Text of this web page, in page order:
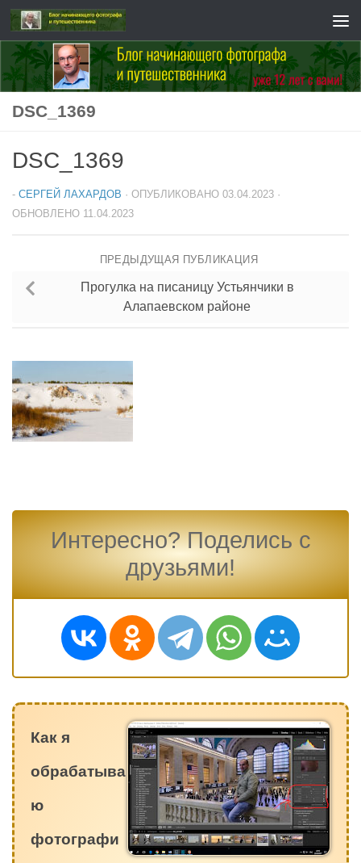
Перейти к содержимому
DSC_1369
DSC_1369
- СЕРГЕЙ ЛАХАРДОВ · ОПУБЛИКОВАНО 03.04.2023 ·
ОБНОВЛЕНО 11.04.2023
ПРЕДЫДУЩАЯ ПУБЛИКАЦИЯ
Прогулка на писаницу Устьянчики в
Алапаевском районе
Интересно? Поделись с
друзьями!
Как я
обрабатыва
ю
фотографи